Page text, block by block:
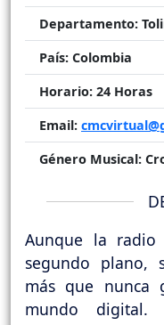
Departamento:
País: Colombia
Horario: 24 Horas
Email:
Género Musical:
Aunque la
segundo plano,
más que nunca
mundo digital.